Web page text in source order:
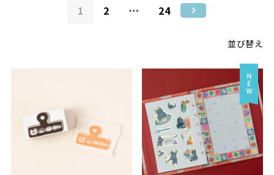
並び替え
1 2 … 24